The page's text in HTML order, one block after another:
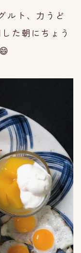
ルト、力うど
た朝にちょう